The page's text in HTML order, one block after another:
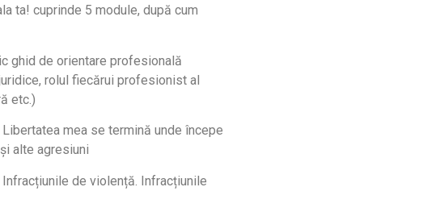
ta! cuprinde 5 module, după cum
ghid de orientare profesională
rolul fiecărui profesionist al
etc.)
mea se termină unde începe
alte agresiuni
de violență. Infracțiunile